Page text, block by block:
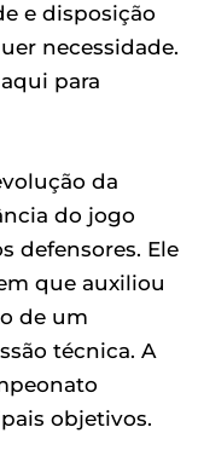
e disposição
necessidade.
para
da
do jogo
defensores. Ele
que auxiliou
de um
técnica. A
objetivos.